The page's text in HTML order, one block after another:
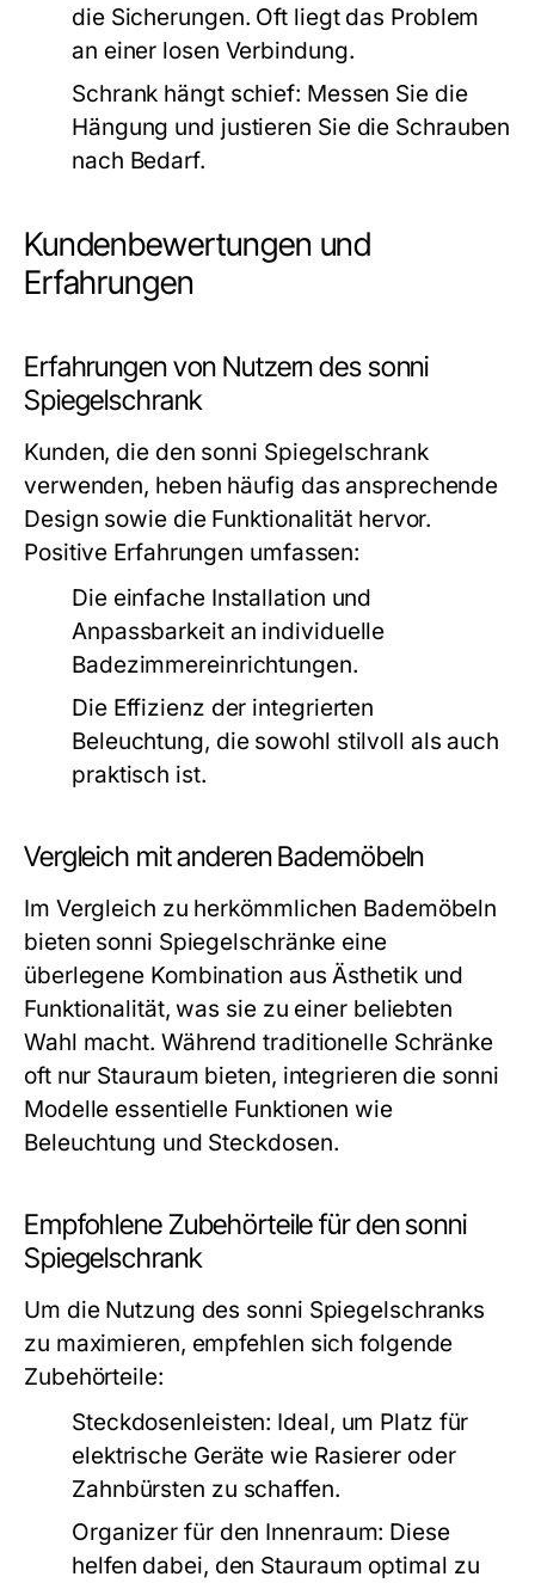
die Sicherungen. Oft liegt das Problem
an einer losen Verbindung.
Schrank hängt schief: Messen Sie die
Hängung und justieren Sie die Schrauben
nach Bedarf.
Kundenbewertungen und
Erfahrungen
Erfahrungen von Nutzern des sonni
Spiegelschrank
Kunden, die den sonni Spiegelschrank
verwenden, heben häufig das ansprechende
Design sowie die Funktionalität hervor.
Positive Erfahrungen umfassen:
Die einfache Installation und
Anpassbarkeit an individuelle
Badezimmereinrichtungen.
Die Effizienz der integrierten
Beleuchtung, die sowohl stilvoll als auch
praktisch ist.
Vergleich mit anderen Bademöbeln
Im Vergleich zu herkömmlichen Bademöbeln
bieten sonni Spiegelschränke eine
überlegene Kombination aus Ästhetik und
Funktionalität, was sie zu einer beliebten
Wahl macht. Während traditionelle Schränke
oft nur Stauraum bieten, integrieren die sonni
Modelle essentielle Funktionen wie
Beleuchtung und Steckdosen.
Empfohlene Zubehörteile für den sonni
Spiegelschrank
Um die Nutzung des sonni Spiegelschranks
zu maximieren, empfehlen sich folgende
Zubehörteile:
Steckdosenleisten: Ideal, um Platz für
elektrische Geräte wie Rasierer oder
Zahnbürsten zu schaffen.
Organizer für den Innenraum: Diese
helfen dabei, den Stauraum optimal zu